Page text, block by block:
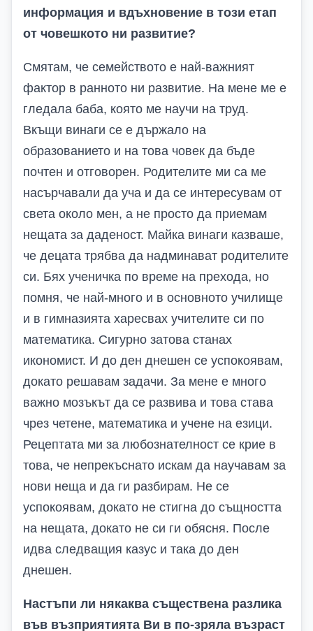
информация и вдъхновение в този етап
от човешкото ни развитие?
Смятам, че семейството е най-важният
фактор в ранното ни развитие. На мене ме е
гледала баба, която ме научи на труд.
Вкъщи винаги се е държало на
образованието и на това човек да бъде
почтен и отговорен. Родителите ми са ме
насърчавали да уча и да се интересувам от
света около мен, а не просто да приемам
нещата за даденост. Майка винаги казваше,
че децата трябва да надминават родителите
си. Бях ученичка по време на прехода, но
помня, че най-много и в основното училище
и в гимназията харесвах учителите си по
математика. Сигурно затова станах
икономист. И до ден днешен се успокоявам,
докато решавам задачи. За мене е много
важно мозъкът да се развива и това става
чрез четене, математика и учене на езици.
Рецептата ми за любознателност се крие в
това, че непрекъснато искам да научавам за
нови неща и да ги разбирам. Не се
успокоявам, докато не стигна до същността
на нещата, докато не си ги обясня. После
идва следващия казус и така до ден
днешен.
Настъпи ли някаква съществена разлика
във възприятията Ви в по-зряла възраст